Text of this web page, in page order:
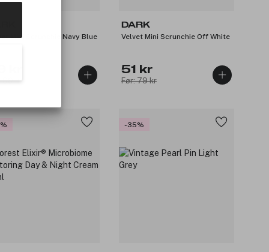
Mini Scrunchie Navy Blue
99 kr
DARK
Velvet Mini Scrunchie Off White
51 kr
Før: 79 kr
-35%